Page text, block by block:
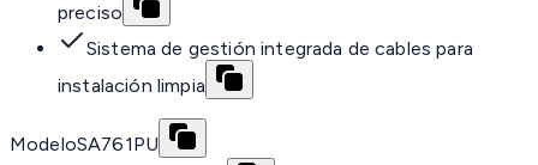
preciso
Sistema de gestión integrada de cables para
instalación limpia
ModeloSA761PU